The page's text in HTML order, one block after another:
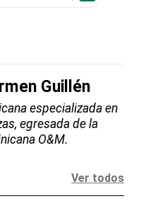
Guillén
especializada en
egresada de la
O&M.
Ver todos